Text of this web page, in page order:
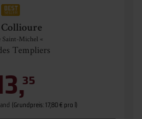
Collioure
Saint-Michel «
Templiers
35
(Grundpreis: 17,80 € pro l)